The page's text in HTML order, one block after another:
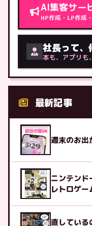
AI集客サー
HP作成・LP作成
社長って、
本も、アプリも
最新記事
週末のお出
ニンテンド
レトロゲ
直している